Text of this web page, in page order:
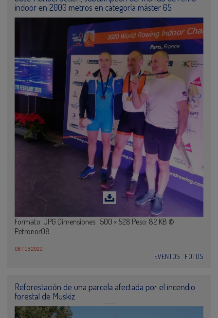
indoor en 2000 metros en categoría máster 65
Formato: JPG Dimensiones: 500 × 528 Peso: 82 KB ©
Petronor08
08 FEB 2020
EVENTOS FOTOS
Reforestación de una parcela afectada por el incendio
forestal de Muskiz